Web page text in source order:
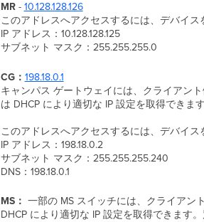
MR - 10.128.128.126
このアドレスへアクセスするには、デバイス
IP アドレス：10.128.128.125
サブネット マスク：255.255.255.0
CG： 198.18.0.1
キャンパス ゲートウェイには、クライアン
は DHCP により適切な IP 設定を取得でき
このアドレスへアクセスするには、デバイス
IP アドレス：198.18.0.2
サブネット マスク：255.255.255.240
DNS：198.18.0.1
MS： 一部の MS スイッチには、クライアン
DHCP により適切な IP 設定を取得できます